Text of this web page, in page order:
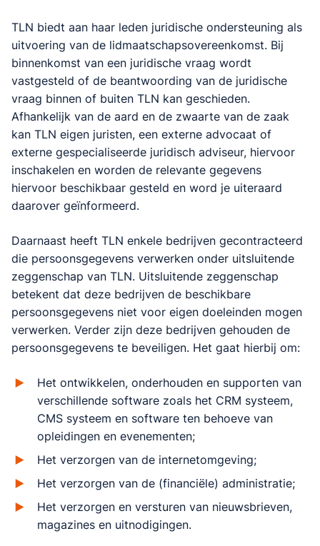
TLN biedt aan haar leden juridische ondersteuning als
uitvoering van de lidmaatschapsovereenkomst. Bij
binnenkomst van een juridische vraag wordt
vastgesteld of de beantwoording van de juridische
vraag binnen of buiten TLN kan geschieden.
Afhankelijk van de aard en de zwaarte van de zaak
kan TLN eigen juristen, een externe advocaat of
externe gespecialiseerde juridisch adviseur, hiervoor
inschakelen en worden de relevante gegevens
hiervoor beschikbaar gesteld en word je uiteraard
daarover geïnformeerd.
Daarnaast heeft TLN enkele bedrijven gecontracteerd
die persoonsgegevens verwerken onder uitsluitende
zeggenschap van TLN. Uitsluitende zeggenschap
betekent dat deze bedrijven de beschikbare
persoonsgegevens niet voor eigen doeleinden mogen
verwerken. Verder zijn deze bedrijven gehouden de
persoonsgegevens te beveiligen. Het gaat hierbij om:
Het ontwikkelen, onderhouden en supporten van
verschillende software zoals het CRM systeem,
CMS systeem en software ten behoeve van
opleidingen en evenementen;
Het verzorgen van de internetomgeving;
Het verzorgen van de (financiële) administratie;
Het verzorgen en versturen van nieuwsbrieven,
magazines en uitnodigingen.